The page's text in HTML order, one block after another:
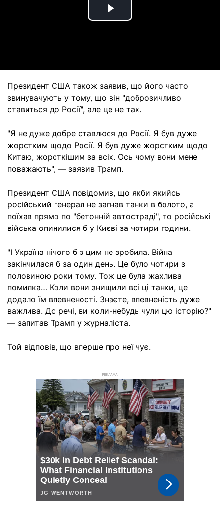
Play
Президент США також заявив, що його часто
звинувачують у тому, що він "доброзичливо
ставиться до Росії", але це не так.
"Я не дуже добре ставлюся до Росії. Я був дуже
жорстким щодо Росії. Я був дуже жорстким щодо
Китаю, жорсткішим за всіх. Ось чому вони мене
поважають", — заявив Трамп.
Президент США повідомив, що якби якийсь
російський генерал не загнав танки в болото, а
поїхав прямо по "бетонній автостраді", то російські
війська опинилися б у Києві за чотири години.
"І Україна нічого б з цим не зробила. Війна
закінчилася б за один день. Це було чотири з
половиною роки тому. Тож це була жахлива
помилка… Коли вони знищили всі ці танки, це
додало їм впевненості. Знаєте, впевненість дуже
важлива. До речі, ви коли-небудь чули цю історію?"
— запитав Трамп у журналіста.
Той відповів, що вперше про неї чує.
РЕКЛАМА